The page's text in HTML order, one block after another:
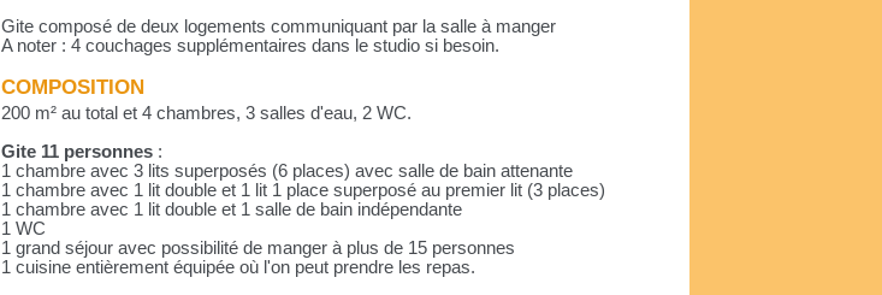
Gite composé de deux logements communiquant par la salle à manger
A noter : 4 couchages supplémentaires dans le studio si besoin.
COMPOSITION
200 m² au total et 4 chambres, 3 salles d'eau, 2 WC.
Gite 11 personnes :
1 chambre avec 3 lits superposés (6 places) avec salle de bain attenante
1 chambre avec 1 lit double et 1 lit 1 place superposé au premier lit (3 places)
1 chambre avec 1 lit double et 1 salle de bain indépendante
1 WC
1 grand séjour avec possibilité de manger à plus de 15 personnes
1 cuisine entièrement équipée où l'on peut prendre les repas.